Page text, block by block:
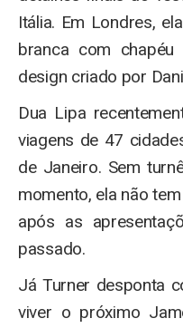
Itália. Em Londres,
branca com
design criado por
Dua Lipa
viagens de 47
de Janeiro. Sem
momento, ela não
após as
passado.
Já Turner desponta
viver o próximo